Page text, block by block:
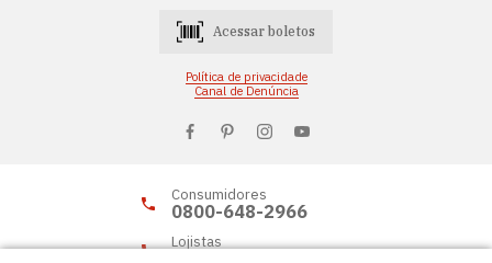
Acessar boletos
Política de privacidade
Canal de Denúncia
Consumidores
0800-648-2966
Lojistas